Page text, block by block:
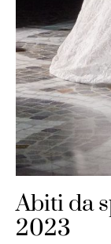
Abiti da
2023